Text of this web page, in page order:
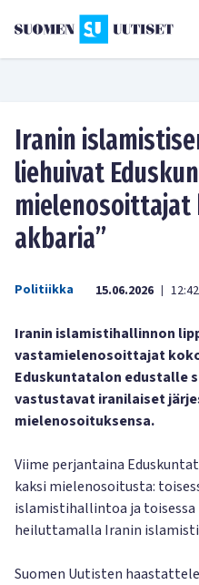
Iranin
liehuivat
mielenosoittajat
akbaria”
Politiikka 15.06.2026 | 12:42
Iranin islamistihallinnon
vastamielenosoittajat
Eduskuntatalon edustalle
vastustavat iranilaiset
mielenosoituksensa.
Viime perjantaina
kaksi mielenosoitusta:
islamistihallintoa ja
heiluttamalla Iranin
Suomen Uutisten